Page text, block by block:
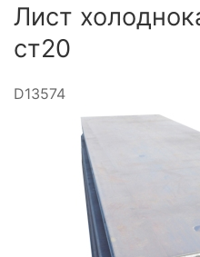
Лист
ст20
D13574